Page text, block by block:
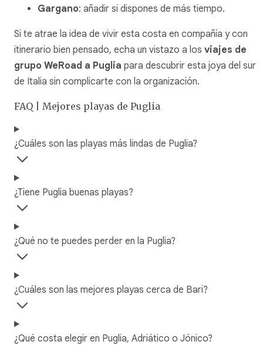
Gargano: añadir si dispones de más tiempo.
Si te atrae la idea de vivir esta costa en compañía y con
itinerario bien pensado, echa un vistazo a los viajes de
grupo WeRoad a Puglia para descubrir esta joya del sur
de Italia sin complicarte con la organización.
FAQ | Mejores playas de Puglia
¿Cuáles son las playas más lindas de Puglia?
¿Tiene Puglia buenas playas?
¿Qué no te puedes perder en la Puglia?
¿Cuáles son las mejores playas cerca de Bari?
¿Qué costa elegir en Puglia, Adriático o Jónico?